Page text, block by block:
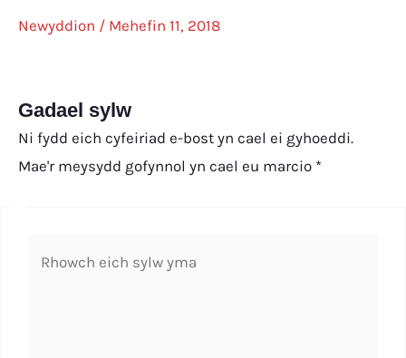
Newyddion / Mehefin 11, 2018
Gadael sylw
Ni fydd eich cyfeiriad e-bost yn cael ei gyhoeddi.
Mae'r meysydd gofynnol yn cael eu marcio *